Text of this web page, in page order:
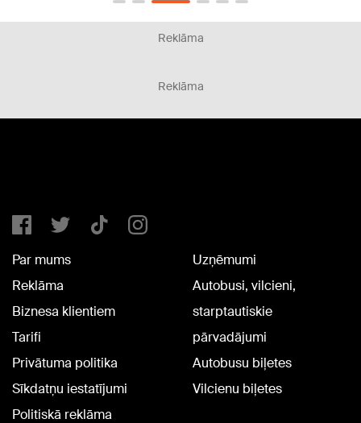
Reklāma
Reklāma
Par mums
Reklāma
Biznesa klientiem
Tarifi
Privātuma politika
Sīkdatņu iestatījumi
Politiskā reklāma
Uzņēmumi
Autobusi, vilcieni,
starptautiskie
pārvadājumi
Autobusu biļetes
Vilcienu biļetes